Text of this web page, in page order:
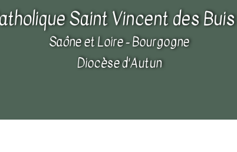
Saint Vincent des Buis
Saône et Loire - Bourgogne
Diocèse d'Autun